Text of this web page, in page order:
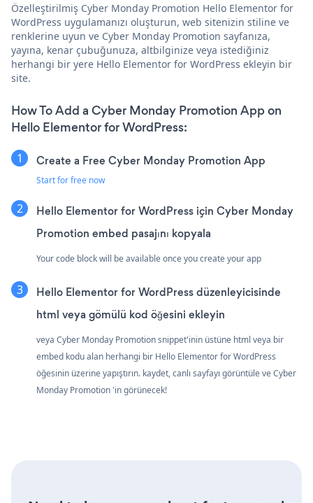
Özelleştirilmiş Cyber Monday Promotion Hello Elementor for
WordPress uygulamanızı oluşturun, web sitenizin stiline ve
renklerine uyun ve Cyber Monday Promotion sayfanıza,
yayına, kenar çubuğunuza, altbilginize veya istediğiniz
herhangi bir yere Hello Elementor for WordPress ekleyin bir
site.
How To Add a Cyber Monday Promotion App on
Hello Elementor for WordPress:
Create a Free Cyber Monday Promotion App
Start for free now
Hello Elementor for WordPress için Cyber Monday
Promotion embed pasajını kopyala
Your code block will be available once you create your app
Hello Elementor for WordPress düzenleyicisinde
html veya gömülü kod öğesini ekleyin
veya Cyber Monday Promotion snippet'inin üstüne html veya bir
embed kodu alan herhangi bir Hello Elementor for WordPress
öğesinin üzerine yapıştırın. kaydet, canlı sayfayı görüntüle ve Cyber
Monday Promotion 'in görünecek!